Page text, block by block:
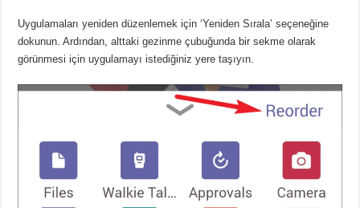
Uygulamaları yeniden düzenlemek için ‘Yeniden Sırala’ seçeneğine
dokunun.Ardından, alttaki gezinme çubuğunda bir sekme olarak
görünmesi için uygulamayı istediğiniz yere taşıyın.